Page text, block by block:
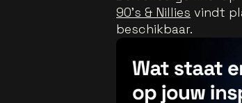
90’s & Nillies vindt
beschikbaar.